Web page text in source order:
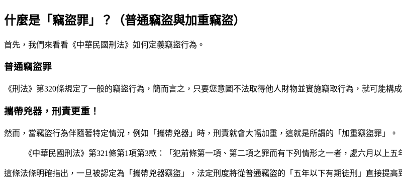
什麼是「竊盜罪」？（普通竊盜與加重竊盜）
首先，我們來看看《中華民國刑法》如何定義竊盜行為。
普通竊盜罪
《刑法》第320條規定了一般的竊盜行為，簡而言之，只要您意圖不法取得他人財物並實施竊取行為，就可能構
攜帶兇器，刑責更重！
然而，當竊盜行為伴隨著特定情況，例如「攜帶兇器」時，刑責就會大幅加重，這就是所謂的「加重竊盜罪」。
《中華民國刑法》第321條第1項第3款：「犯前條第一項、第二項之罪而有下列情形之一者，處六月以上
這條法條明確指出，一旦被認定為「攜帶兇器竊盜」，法定刑度將從普通竊盜的「五年以下有期徒刑」直接提